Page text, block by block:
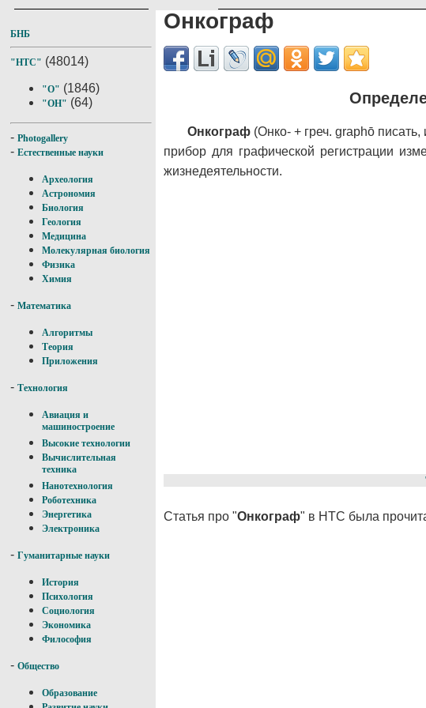
БНБ
"НТС" (48014)
"О" (1846)
"ОН" (64)
- Photogallery
- Естественные науки
Археология
Астрономия
Биология
Геология
Медицина
Молекулярная биология
Физика
Химия
- Математика
Алгоритмы
Теория
Приложения
- Технология
Авиация и
машиностроение
Высокие технологии
Вычислительная
техника
Нанотехнология
Роботехника
Энергетика
Электроника
- Гуманитарные науки
История
Психология
Социология
Экономика
Философия
- Общество
Образование
Онкограф
Онкограф (Онко- + греч. graphō писать,
прибор для графической регистрации
жизнедеятельности.
Статья про "Онкограф" в НТС была